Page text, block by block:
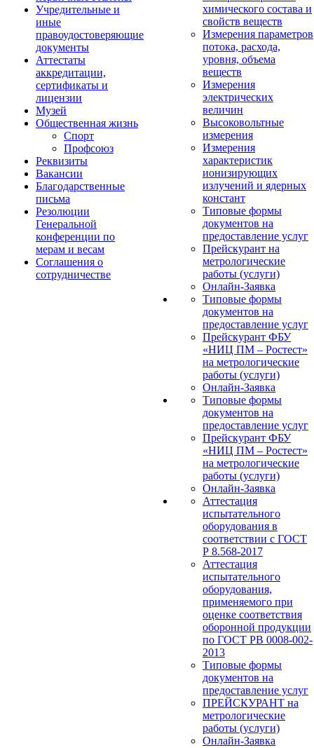
Учредительные и
иные
правоудостоверяющие
документы
Аттестаты
аккредитации,
сертификаты и
лицензии
Музей
Общественная жизнь
Спорт
Профсоюз
Реквизиты
Вакансии
Благодарственные
письма
Резолюции
Генеральной
конференции по
мерам и весам
Соглашения о
сотрудничестве
химического состава и
свойств веществ
Измерения параметров
потока, расхода,
уровня, объема
веществ
Измерения
электрических
величин
Высоковольтные
измерения
Измерения
характеристик
ионизирующих
излучений и ядерных
констант
Типовые формы
документов на
предоставление услуг
Прейскурант на
метрологические
работы (услуги)
Онлайн-Заявка
Типовые формы
документов на
предоставление услуг
Прейскурант ФБУ
«НИЦ ПМ – Ростест»
на метрологические
работы (услуги)
Онлайн-Заявка
Типовые формы
документов на
предоставление услуг
Прейскурант ФБУ
«НИЦ ПМ – Ростест»
на метрологические
работы (услуги)
Онлайн-Заявка
Аттестация
испытательного
оборудования в
соответствии с ГОСТ
Р 8.568-2017
Аттестация
испытательного
оборудования,
применяемого при
оценке соответствия
оборонной продукции
по ГОСТ РВ 0008-002-
2013
Типовые формы
документов на
предоставление услуг
ПРЕЙСКУРАНТ на
метрологические
работы (услуги)
Онлайн-Заявка